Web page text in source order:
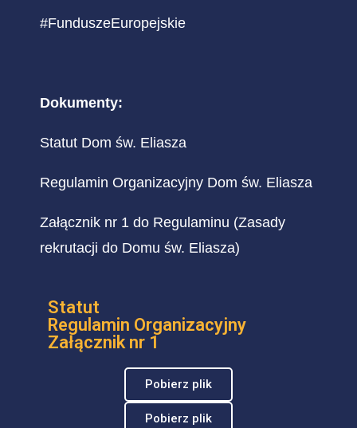
#FunduszeEuropejskie
Dokumenty:
Statut Dom św. Eliasza
Regulamin Organizacyjny Dom św. Eliasza
Załącznik nr 1 do Regulaminu (Zasady
rekrutacji do Domu św. Eliasza)
Statut
Regulamin Organizacyjny
Załącznik nr 1
Pobierz plik
Pobierz plik